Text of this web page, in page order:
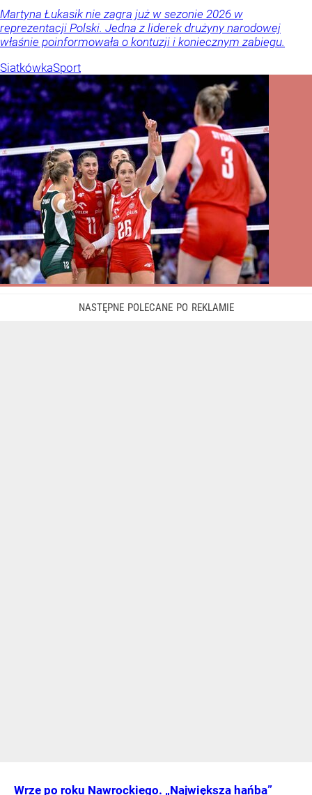
Martyna Łukasik nie zagra już w sezonie 2026 w
reprezentacji Polski. Jedna z liderek drużyny narodowej
właśnie poinformowała o kontuzji i koniecznym zabiegu.
SiatkówkaSport
Wrze po roku Nawrockiego. „Największa hańba”